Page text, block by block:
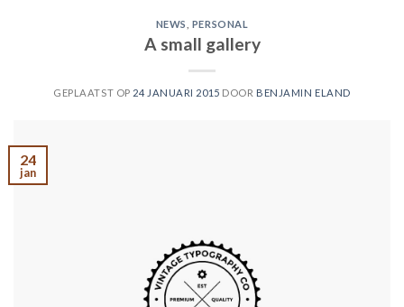
NEWS PERSONAL
A small gallery
GEPLAATST OP 24 JANUARI 2015 DOOR BENJAMIN ELAND
24
jan